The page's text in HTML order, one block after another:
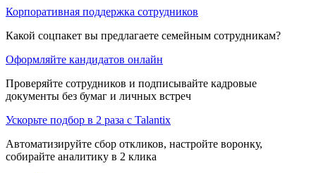
Корпоративная поддержка сотрудников
Какой соцпакет вы предлагаете семейным сотрудникам?
Оформляйте кандидатов онлайн
Проверяйте сотрудников и подписывайте кадровые
документы без бумаг и личных встреч
Ускорьте подбор в 2 раза с Talantix
Автоматизируйте сбор откликов, настройте воронку,
собирайте аналитику в 2 клика